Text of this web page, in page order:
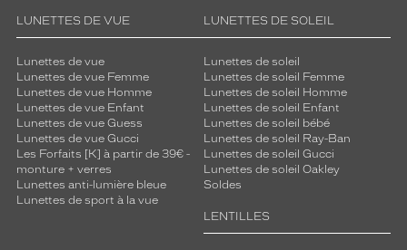
LUNETTES DE VUE
Lunettes de vue
Lunettes de vue Femme
Lunettes de vue Homme
Lunettes de vue Enfant
Lunettes de vue Guess
Lunettes de vue Gucci
Les Forfaits [K] à partir de 39€ -
monture + verres
Lunettes anti-lumière bleue
Lunettes de sport à la vue
LUNETTES DE SOLEIL
Lunettes de soleil
Lunettes de soleil Femme
Lunettes de soleil Homme
Lunettes de soleil Enfant
Lunettes de soleil bébé
Lunettes de soleil Ray-Ban
Lunettes de soleil Gucci
Lunettes de soleil Oakley
Soldes
LENTILLES